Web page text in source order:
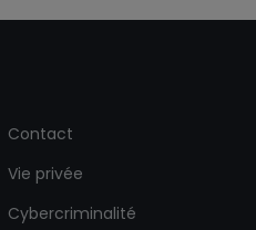
Contact
Vie privée
Cybercriminalité